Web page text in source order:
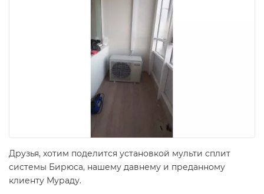
Друзья, хотим поделится установкой мульти сплит
системы Бирюса, нашему давнему и преданному
клиенту Мураду.